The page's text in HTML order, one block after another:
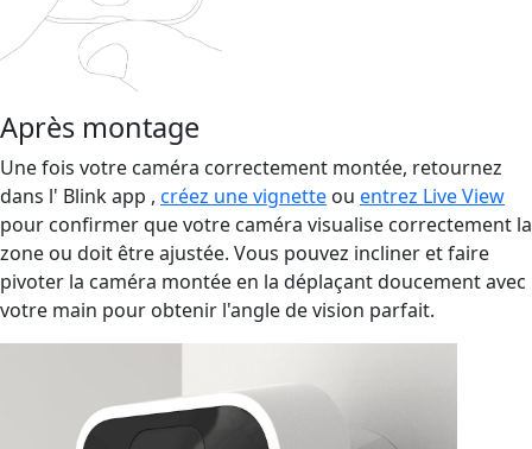
Après montage
Une fois votre caméra correctement montée, retournez
dans l' Blink app , créez une vignette ou entrez Live View
pour confirmer que votre caméra visualise correctement la
zone ou doit être ajustée. Vous pouvez incliner et faire
pivoter la caméra montée en la déplaçant doucement avec
votre main pour obtenir l'angle de vision parfait.